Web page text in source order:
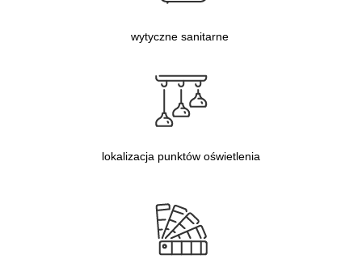
wytyczne sanitarne
lokalizacja punktów oświetlenia